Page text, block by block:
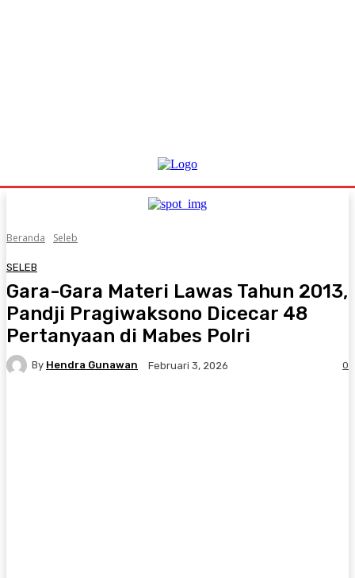
Beranda Seleb
SELEB
Gara-Gara Materi Lawas Tahun 2013,
Pandji Pragiwaksono Dicecar 48
Pertanyaan di Mabes Polri
By Hendra Gunawan Februari 3, 2026 0